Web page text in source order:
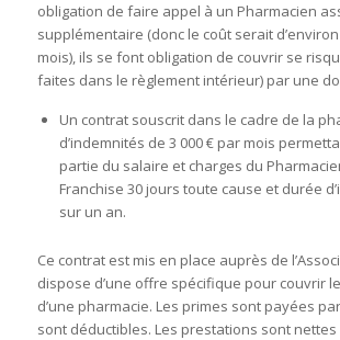
obligation de faire appel à un Pharmacien
supplémentaire (donc le coût serait d’environ
mois), ils se font obligation de couvrir se
faites dans le règlement intérieur) par une
Un contrat souscrit dans le cadre de la
d’indemnités de 3 000 € par mois
partie du salaire et charges du
Franchise 30 jours toute cause et durée
sur un an.
Ce contrat est mis en place auprès de
dispose d’une offre spécifique pour couvrir
d’une pharmacie. Les primes sont payées
sont déductibles. Les prestations sont